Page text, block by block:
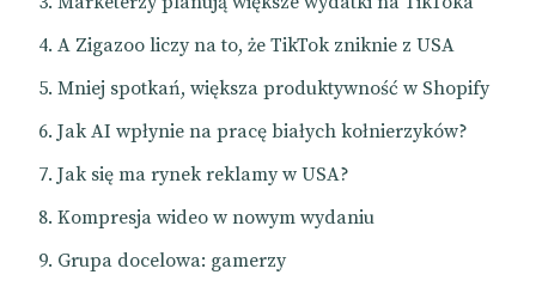
A Zigazoo liczy na to, że TikTok zniknie z USA
Mniej spotkań, większa produktywność w Shopify
Jak AI wpłynie na pracę białych kołnierzyków?
Jak się ma rynek reklamy w USA?
Kompresja wideo w nowym wydaniu
Grupa docelowa: gamerzy